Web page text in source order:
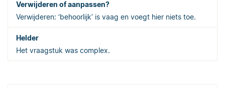
Verwijderen: ‘behoorlijk’ is vaag en voegt hier niets toe.
Het vraagstuk was complex.